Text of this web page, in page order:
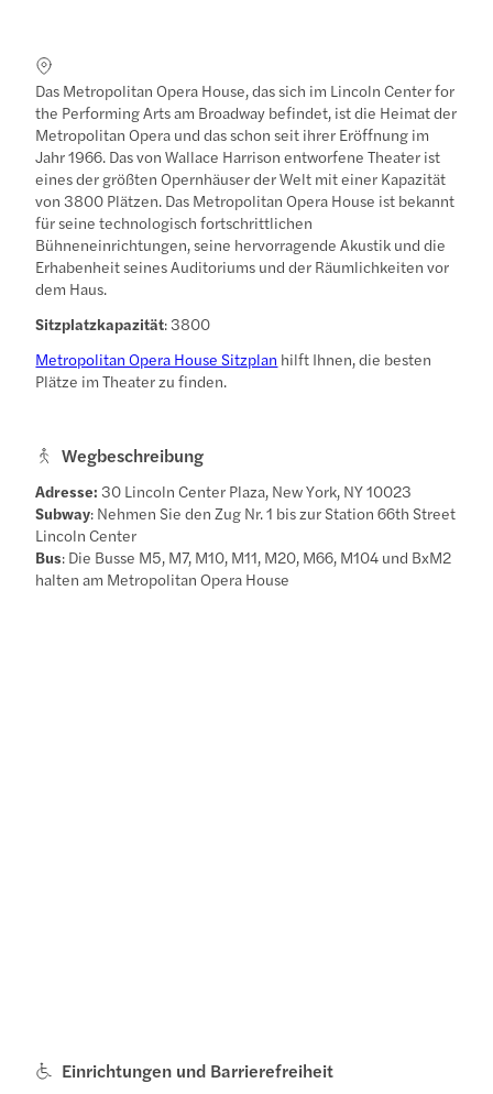
Das Metropolitan Opera House, das sich im Lincoln Center for
the Performing Arts am Broadway befindet, ist die Heimat der
Metropolitan Opera und das schon seit ihrer Eröffnung im
Jahr 1966. Das von Wallace Harrison entworfene Theater ist
eines der größten Opernhäuser der Welt mit einer Kapazität
von 3800 Plätzen. Das Metropolitan Opera House ist bekannt
für seine technologisch fortschrittlichen
Bühneneinrichtungen, seine hervorragende Akustik und die
Erhabenheit seines Auditoriums und der Räumlichkeiten vor
dem Haus.
Sitzplatzkapazität: 3800
Metropolitan Opera House Sitzplan hilft Ihnen, die besten
Plätze im Theater zu finden.
Wegbeschreibung
Adresse: 30 Lincoln Center Plaza, New York, NY 10023
Subway: Nehmen Sie den Zug Nr. 1 bis zur Station 66th Street
Lincoln Center
Bus: Die Busse M5, M7, M10, M11, M20, M66, M104 und BxM2
halten am Metropolitan Opera House
Einrichtungen und Barrierefreiheit